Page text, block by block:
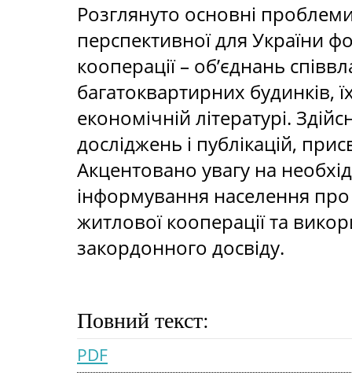
Розглянуто основні
перспективної для України
кооперації – об’єднань
багатоквартирних будинків,
економічній літературі.
досліджень і публікацій,
Акцентовано увагу на
інформування населення
житлової кооперації та
закордонного досвіду.
Повний текст:
PDF